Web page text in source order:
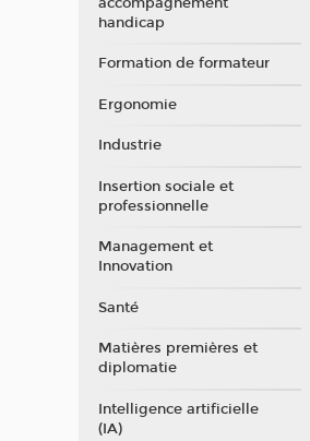
handicap
Formation de formateur
Ergonomie
Industrie
Insertion sociale et
professionnelle
Management et
Innovation
Santé
Matières premières et
diplomatie
Intelligence artificielle
(IA)